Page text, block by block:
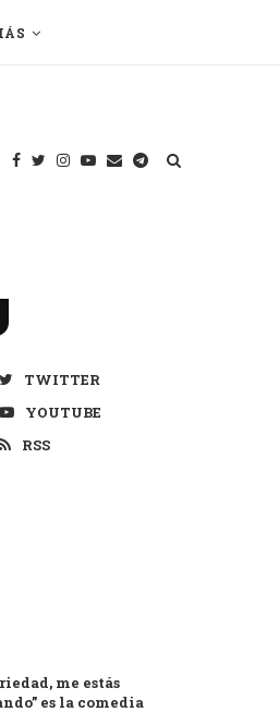
TWITTER
YOUTUBE
RSS
me estás
es la comedia